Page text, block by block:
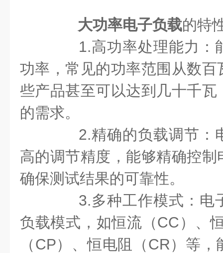
大功率电子负载的特
1.高功率处理能力：
功率，常见的功率范围从数
些产品甚至可以达到几十千
的需求。
2.精确的负载调节：
高的调节精度，能够精确控
确保测试结果的可靠性。
3.多种工作模式：电
负载模式，如恒流（CC）、
（CP）、恒电阻（CR）等